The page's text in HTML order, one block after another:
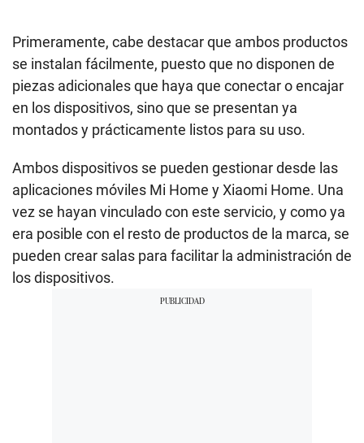
Primeramente, cabe destacar que ambos productos
se instalan fácilmente, puesto que no disponen de
piezas adicionales que haya que conectar o encajar
en los dispositivos, sino que se presentan ya
montados y prácticamente listos para su uso.
Ambos dispositivos se pueden gestionar desde las
aplicaciones móviles Mi Home y Xiaomi Home. Una
vez se hayan vinculado con este servicio, y como ya
era posible con el resto de productos de la marca, se
pueden crear salas para facilitar la administración de
los dispositivos.